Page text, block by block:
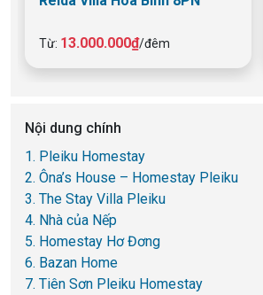
Từ: 13.000.000₫/đêm
Nội dung chính
1. Pleiku Homestay
2. Ôna’s House – Homestay Pleiku
3. The Stay Villa Pleiku
4. Nhà của Nếp
5. Homestay Hơ Đơng
6. Bazan Home
7. Tiên Sơn Pleiku Homestay